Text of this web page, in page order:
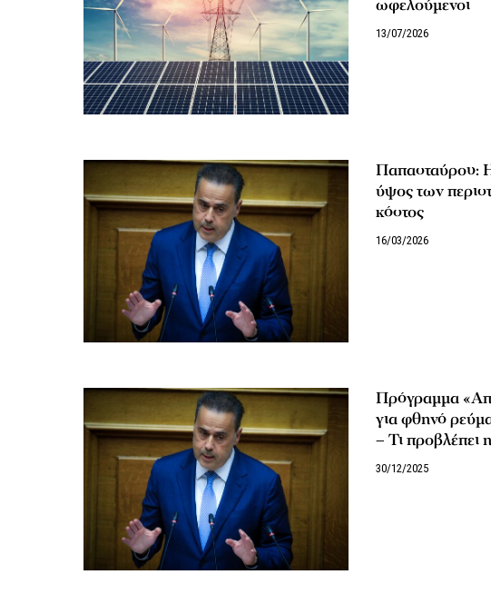
ωφελούμενοι
13/07/2026
Παπασταύρου:
ύψος των
κόστος
16/03/2026
Πρόγραμμα
για φθηνό
– Τι προβλέπει
30/12/2025